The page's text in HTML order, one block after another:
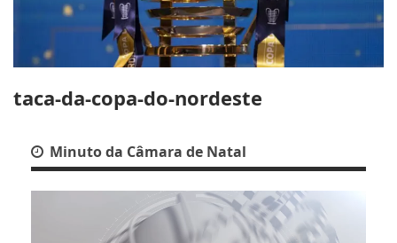
taca-da-copa-do-nordeste
Minuto da Câmara de Natal